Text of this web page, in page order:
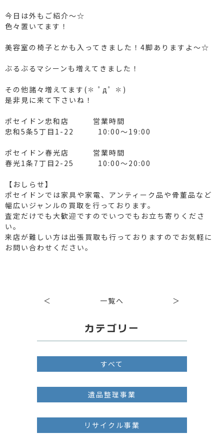
今日は外もご紹介〜☆️
色々置いてます！
美容室の椅子とかも入ってきました！4脚ありますよ～☆️
ぶるぶるマシーンも増えてきました！
その他諸々増えてます(✽ ﾟдﾟ ✽)
是非見に来て下さいね！
ポセイドン忠和店 営業時間
忠和5条5丁目1-22 10:00～19:00
ポセイドン春光店 営業時間
春光1条7丁目2-25 10:00～20:00
【おしらせ】
ポセイドンでは家具や家電、アンティーク品や骨董品など
幅広いジャンルの買取を行っております。
査定だけでも大歓迎ですのでいつでもお立ち寄りくださ
い。
来店が難しい方は出張買取も行っておりますのでお気軽に
お問い合わせください。
＜ 一覧へ ＞
カテゴリー
すべて
遺品整理事業
リサイクル事業